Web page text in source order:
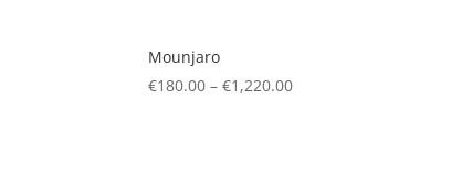
Mounjaro
€180.00 – €1,220.00Price